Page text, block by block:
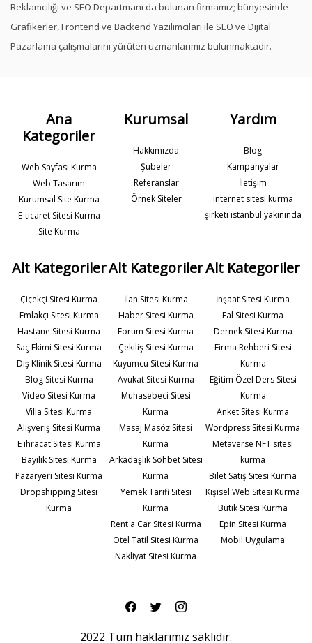
Reklamcılığı ve SEO Departmanı da bulunan firmamız; bünyesinde
Grafikerler, Frontend ve Backend Yazılımcıları ile SEO ve Dijital
Pazarlama çalışmalarını yürüten uzmanlarımız bulunmaktadır.
Ana
Kategoriler
Web Sayfası Kurma
Web Tasarım
Kurumsal Site Kurma
E-ticaret Sitesi Kurma
Site Kurma
Kurumsal
Hakkımızda
Şubeler
Referanslar
Örnek Siteler
Yardım
Blog
Kampanyalar
İletişim
internet sitesi kurma
şirketi istanbul yakınında
Alt Kategoriler
Çiçekçi Sitesi Kurma
Emlakçı Sitesi Kurma
Hastane Sitesi Kurma
Saç Ekimi Sitesi Kurma
Diş Klinik Sitesi Kurma
Blog Sitesi Kurma
Video Sitesi Kurma
Villa Sitesi Kurma
Alışveriş Sitesi Kurma
E ihracat Sitesi Kurma
Bayilik Sitesi Kurma
Pazaryeri Sitesi Kurma
Dropshipping Sitesi
Kurma
Alt Kategoriler
İlan Sitesi Kurma
Haber Sitesi Kurma
Forum Sitesi Kurma
Çekiliş Sitesi Kurma
Kuyumcu Sitesi Kurma
Avukat Sitesi Kurma
Muhasebeci Sitesi
Kurma
Masaj Masöz Sitesi
Kurma
Arkadaşlık Sohbet Sitesi
Kurma
Yemek Tarifi Sitesi
Kurma
Rent a Car Sitesi Kurma
Otel Tatil Sitesi Kurma
Nakliyat Sitesi Kurma
Alt Kategoriler
İnşaat Sitesi Kurma
Fal Sitesi Kurma
Dernek Sitesi Kurma
Firma Rehberi Sitesi
Kurma
Eğitim Özel Ders Sitesi
Kurma
Anket Sitesi Kurma
Wordpress Sitesi Kurma
Metaverse NFT sitesi
kurma
Bilet Satış Sitesi Kurma
Kişisel Web Sitesi Kurma
Butik Sitesi Kurma
Epin Sitesi Kurma
Mobil Uygulama
2022 Tüm haklarımız saklıdır.